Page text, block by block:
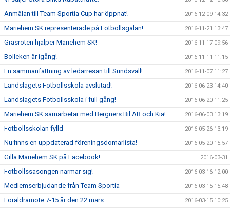
Anmälan till Team Sportia Cup har öppnat! 2016-12-09 14:32
Mariehem SK representerade på Fotbollsgalan! 2016-11-21 13:47
Gräsroten hjälper Mariehem SK! 2016-11-17 09:56
Bolleken är igång! 2016-11-11 11:15
En sammanfattning av ledarresan till Sundsvall! 2016-11-07 11:27
Landslagets Fotbollsskola avslutad! 2016-06-23 14:40
Landslagets Fotbollsskola i full gång! 2016-06-20 11:25
Mariehem SK samarbetar med Bergners Bil AB och Kia! 2016-06-03 13:19
Fotbollsskolan fylld 2016-05-26 13:19
Nu finns en uppdaterad föreningsdomarlista! 2016-05-20 15:57
Gilla Mariehem SK på Facebook! 2016-03-31
Fotbollssäsongen närmar sig! 2016-03-16 12:00
Medlemserbjudande från Team Sportia 2016-03-15 15:48
Föräldramöte 7-15 år den 22 mars 2016-03-15 10:25